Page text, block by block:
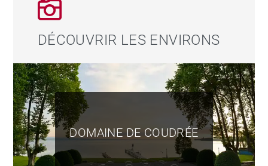
DÉCOUVRIR LES ENVIRONS
DOMAINE DE COUDRÉE